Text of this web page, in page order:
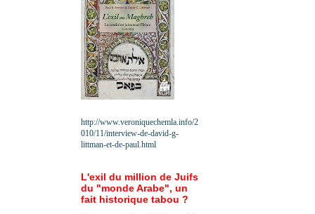
http://www.veroniquechemla.info/2
010/11/interview-de-david-g-
littman-et-de-paul.html
L'exil du million de Juifs
du "monde Arabe", un
fait historique tabou ?